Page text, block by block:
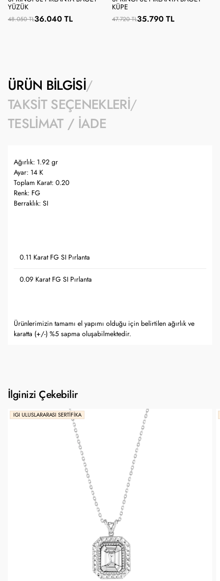
YÜZÜK
48.050 TL36.040 TL
KÜPE
47.720 TL35.790 TL
ÜRÜN BILGISI
TAKSIT SEÇENEKLERI
TESLIMAT / İADE
Ağırlık: 1.92 gr
Ayar: 14 K
Toplam Karat: 0.20
Renk: FG
Berraklık: SI
0.11 Karat FG SI Pırlanta
0.09 Karat FG SI Pırlanta
Ürünlerimizin tamamı el yapımı olduğu için belirtilen ağırlık ve
karatta (+/-) %5 sapma oluşabilmektedir.
İlginizi Çekebilir
IGI ULUSLARARASI SERTIFIKA